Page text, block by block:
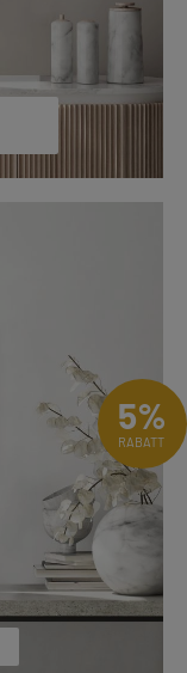
5%
RABATT